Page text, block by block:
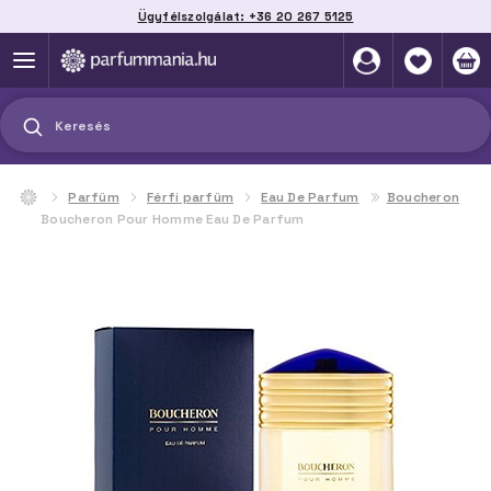
Ügyfélszolgálat: +36 20 267 5125
Keresés
Parfüm Férfi parfüm Eau De Parfum
Boucheron
Boucheron Pour Homme Eau De Parfum